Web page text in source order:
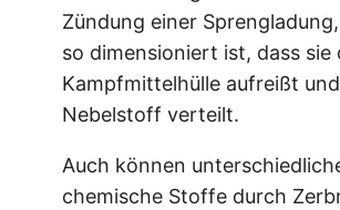
Zündung einer
so dimensioniert ist, dass sie
Kampfmittelhülle aufreißt
Nebelstoff verteilt.
Auch können
chemische Stoffe durch